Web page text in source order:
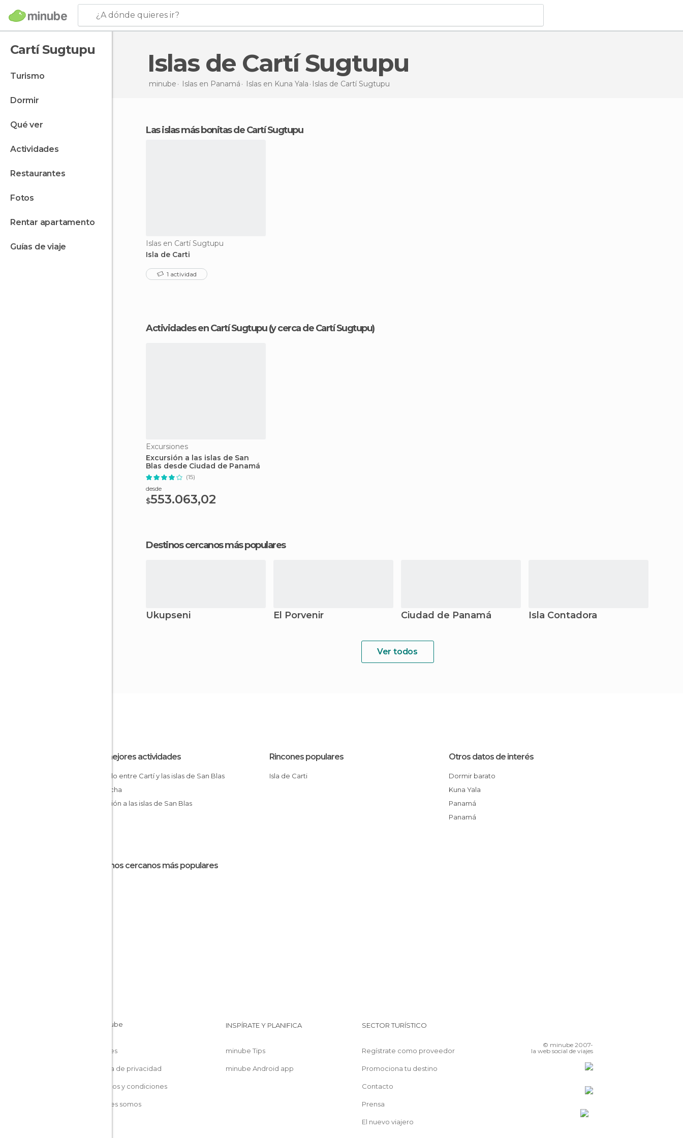
¿A dónde quieres ir?
Cartí Sugtupu
turismo
dormir
qué ver
actividades
restaurantes
fotos
rentar apartamento
guías de viaje
Islas de Cartí Sugtupu
minube Islas en Panamá Islas en Kuna Yala Islas de Cartí Sugtupu
Las islas más bonitas de Cartí Sugtupu
Islas en Cartí Sugtupu
Isla de Carti
1 actividad
Actividades en Cartí Sugtupu (y cerca de Cartí Sugtupu)
Excursiones
Excursión a las islas de San
Blas desde Ciudad de Panamá
(15)
desde
$553.063,02
Destinos cercanos más populares
Ukupseni El Porvenir Ciudad de Panamá Isla Contadora
Ver todos
Las mejores actividades
en lancha
Excursión a las islas de San Blas
Rincones populares
Isla de Carti
Otros datos de interés
Dormir barato
Kuna Yala
Panamá
Panamá
Destinos cercanos más populares
Cookies
Política de privacidad
Términos y condiciones
Quiénes somos
INSPÍRATE Y PLANIFICA
minube Tips
minube Android app
SECTOR TURÍSTICO
Regístrate como proveedor
Promociona tu destino
Contacto
Prensa
El nuevo viajero
© minube 2007-
la web social de viajes